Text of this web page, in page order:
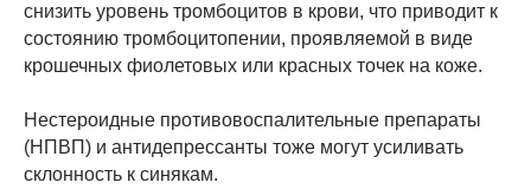
снизить уровень тромбоцитов в крови, что приводит к
состоянию тромбоцитопении, проявляемой в виде
крошечных фиолетовых или красных точек на коже.
Нестероидные противовоспалительные препараты
(НПВП) и антидепрессанты тоже могут усиливать
склонность к синякам.